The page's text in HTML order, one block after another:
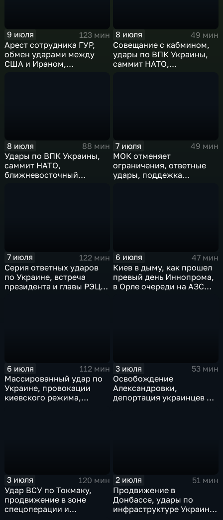
9 июля
123 мин
Арест сотрудника ГУР,
обмен ударами между
США и Ираном,
8 июля
49 мин
Совещание с кабмином,
удары по ВПК Украины,
саммит НАТО,
8 июля
88 мин
Удары по ВПК Украины,
саммит НАТО,
ближневосточный
7 июля
49 мин
МОК отменяет
ограничения, ответные
удары, поддежка
7 июля
122 мин
Серия ответных ударов
по Украине, встреча
президента и главы РЭЦ,
6 июля
47 мин
Киев в дыму, как прошел
превый день Иннопрома,
в Орле очереди на АЗС
6 июля
112 мин
Массированный удар по
Украине, провокации
киевского режима,
3 июля
53 мин
Освобождение
Александровки,
депортация украинцев из
3 июля
120 мин
Удар ВСУ по Токмаку,
продвижение в зоне
спецоперации и
2 июля
51 мин
Продвижение в
Донбассе, удары по
инфраструктуре Украины,